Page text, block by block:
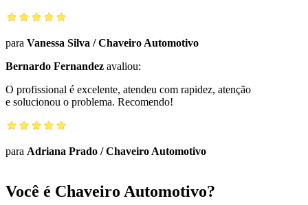
para Vanessa Silva /Chaveiro Automotivo
Bernardo Fernandez avaliou:
O profissional é excelente, atendeu com rapidez, atenção
e solucionou o problema. Recomendo!
para Adriana Prado /Chaveiro Automotivo
Você é Chaveiro Automotivo?